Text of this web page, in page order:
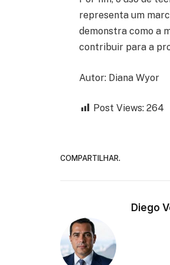
representa um
demonstra como a
contribuir para a
Autor: Diana Wyor
Post Views: 264
COMPARTILHAR.
Diego